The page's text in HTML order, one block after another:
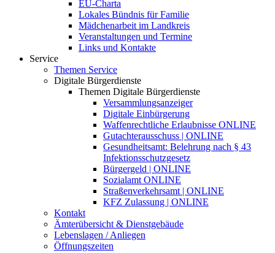
EU-Charta
Lokales Bündnis für Familie
Mädchenarbeit im Landkreis
Veranstaltungen und Termine
Links und Kontakte
Service
Themen Service
Digitale Bürgerdienste
Themen Digitale Bürgerdienste
Versammlungsanzeiger
Digitale Einbürgerung
Waffenrechtliche Erlaubnisse ONLINE
Gutachterausschuss | ONLINE
Gesundheitsamt: Belehrung nach § 43
Infektionsschutzgesetz
Bürgergeld | ONLINE
Sozialamt ONLINE
Straßenverkehrsamt | ONLINE
KFZ Zulassung | ONLINE
Kontakt
Ämterübersicht & Dienstgebäude
Lebenslagen / Anliegen
Öffnungszeiten